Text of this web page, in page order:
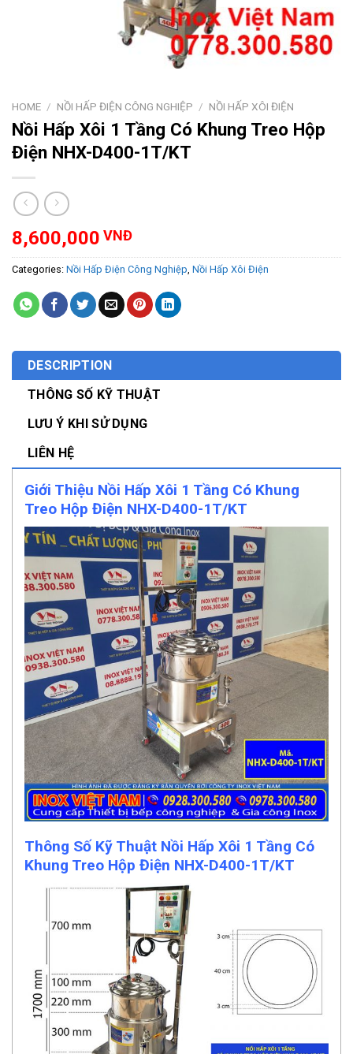
HOME / NỒI HẤP ĐIỆN CÔNG NGHIỆP / NỒI HẤP XÔI ĐIỆN
Nồi Hấp Xôi 1 Tầng Có Khung Treo Hộp
Điện NHX-D400-1T/KT
8,600,000 VNĐ
Categories: Nồi Hấp Điện Công Nghiệp, Nồi Hấp Xôi Điện
DESCRIPTION
THÔNG SỐ KỸ THUẬT
LƯU Ý KHI SỬ DỤNG
LIÊN HỆ
Giới Thiệu Nồi Hấp Xôi 1 Tầng Có Khung
Treo Hộp Điện NHX-D400-1T/KT
Thông Số Kỹ Thuật Nồi Hấp Xôi 1 Tầng Có
Khung Treo Hộp Điện NHX-D400-1T/KT